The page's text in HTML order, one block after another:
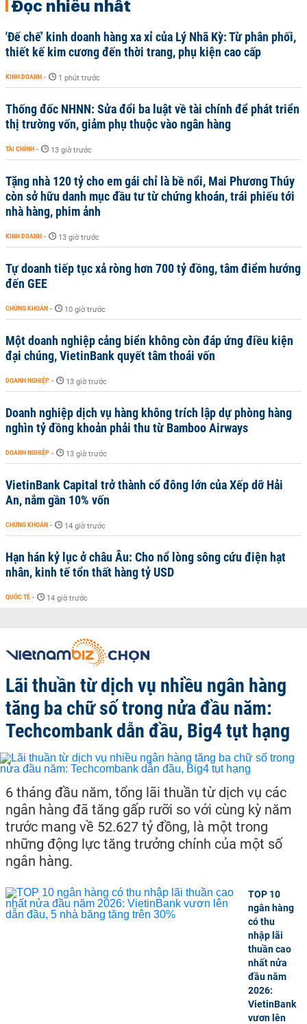
Đọc nhiều nhất
'Đế chế’ kinh doanh hàng xa xỉ của Lý Nhã Kỳ: Từ phân phối,
thiết kế kim cương đến thời trang, phụ kiện cao cấp
KINH DOANH - 1 phút trước
Thống đốc NHNN: Sửa đổi ba luật về tài chính để phát triển
thị trường vốn, giảm phụ thuộc vào ngân hàng
TÀI CHÍNH - 13 giờ trước
Tặng nhà 120 tỷ cho em gái chỉ là bề nổi, Mai Phương Thúy
còn sở hữu danh mục đầu tư từ chứng khoán, trái phiếu tới
nhà hàng, phim ảnh
KINH DOANH - 13 giờ trước
Tự doanh tiếp tục xả ròng hơn 700 tỷ đồng, tâm điểm hướng
đến GEE
CHỨNG KHOÁN - 10 giờ trước
Một doanh nghiệp cảng biển không còn đáp ứng điều kiện
đại chúng, VietinBank quyết tâm thoái vốn
DOANH NGHIỆP - 13 giờ trước
Doanh nghiệp dịch vụ hàng không trích lập dự phòng hàng
nghìn tỷ đồng khoản phải thu từ Bamboo Airways
DOANH NGHIỆP - 13 giờ trước
VietinBank Capital trở thành cổ đông lớn của Xếp dỡ Hải
An, nắm gần 10% vốn
CHỨNG KHOÁN - 14 giờ trước
Hạn hán kỷ lục ở châu Âu: Cho nổ lòng sông cứu điện hạt
nhân, kinh tế tổn thất hàng tỷ USD
QUỐC TẾ - 14 giờ trước
Lãi thuần từ dịch vụ nhiều ngân hàng
tăng ba chữ số trong nửa đầu năm:
Techcombank dẫn đầu, Big4 tụt hạng
6 tháng đầu năm, tổng lãi thuần từ dịch vụ các
ngân hàng đã tăng gấp rưỡi so với cùng kỳ năm
trước mang về 52.627 tỷ đồng, là một trong
những động lực tăng trưởng chính của một số
ngân hàng.
TOP 10
ngân hàng
có thu
nhập lãi
thuần cao
nhất nửa
đầu năm
2026:
VietinBank
vươn lên